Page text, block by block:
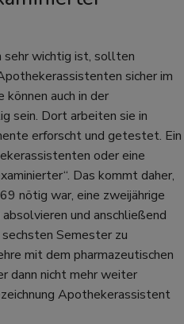
sehr wichtig ist, sollten
sicher im
können auch in der
sein. Dort arbeiten sie in
erforscht und getestet. Ein
oder eine
Das kommt daher,
nötig war, eine zweijährige
und anschließend
Semester zu
mit dem pharmazeutischen
dann nicht mehr weiter
Apothekerassistent